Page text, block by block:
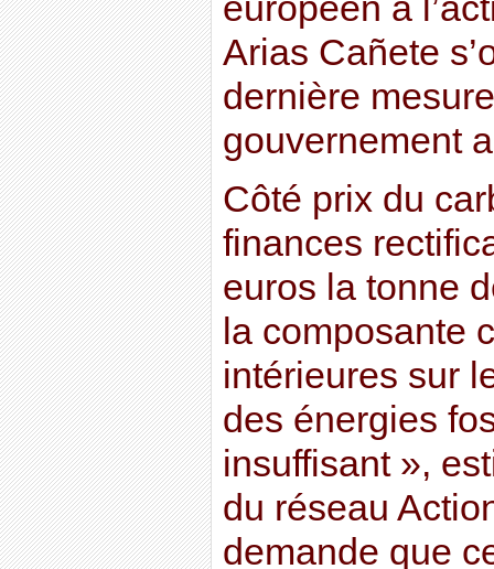
Arias Cañete
dernière
gouvernement
Côté prix du
finances
euros la tonne
la composante
intérieures sur
des énergies
insuffisant »,
du réseau
demande que